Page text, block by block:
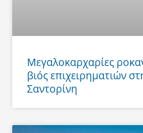
Μεγαλοκαρχαρίες
βιός επιχειρηματιών
Σαντορίνη